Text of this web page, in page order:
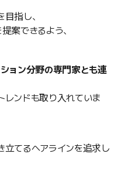
指し、
案できるよう、
ョン分野の専門家とも連
ンドも取り入れていま
てるヘアラインを追求し